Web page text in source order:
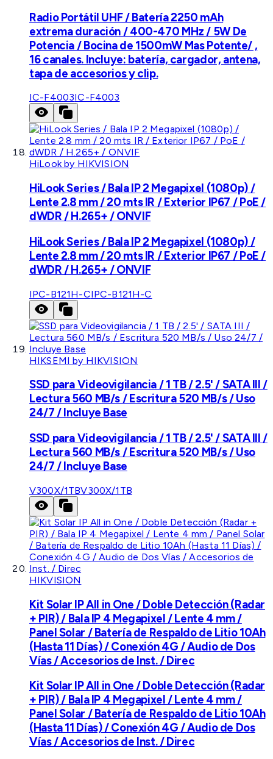
Radio Portátil UHF / Batería 2250 mAh
extrema duración / 400-470 MHz / 5W De
Potencia / Bocina de 1500mW Mas Potente/ ,
16 canales. Incluye: batería, cargador, antena,
tapa de accesorios y clip.
IC-F4003IC-F4003
HiLook by HIKVISION
HiLook Series / Bala IP 2 Megapixel (1080p) /
Lente 2.8 mm / 20 mts IR / Exterior IP67 / PoE /
dWDR / H.265+ / ONVIF
HiLook Series / Bala IP 2 Megapixel (1080p) /
Lente 2.8 mm / 20 mts IR / Exterior IP67 / PoE /
dWDR / H.265+ / ONVIF
IPC-B121H-CIPC-B121H-C
HIKSEMI by HIKVISION
SSD para Videovigilancia / 1 TB / 2.5' / SATA III /
Lectura 560 MB/s / Escritura 520 MB/s / Uso
24/7 / Incluye Base
SSD para Videovigilancia / 1 TB / 2.5' / SATA III /
Lectura 560 MB/s / Escritura 520 MB/s / Uso
24/7 / Incluye Base
V300X/1TBV300X/1TB
HIKVISION
Kit Solar IP All in One / Doble Detección (Radar
+ PIR) / Bala IP 4 Megapixel / Lente 4 mm /
Panel Solar / Batería de Respaldo de Litio 10Ah
(Hasta 11 Días) / Conexión 4G / Audio de Dos
Vías / Accesorios de Inst. / Direc
Kit Solar IP All in One / Doble Detección (Radar
+ PIR) / Bala IP 4 Megapixel / Lente 4 mm /
Panel Solar / Batería de Respaldo de Litio 10Ah
(Hasta 11 Días) / Conexión 4G / Audio de Dos
Vías / Accesorios de Inst. / Direc